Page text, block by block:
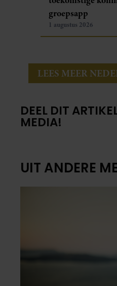
groepsapp
1 augustus 2026
LEES MEER
DEEL DIT
MEDIA!
UIT ANDERE